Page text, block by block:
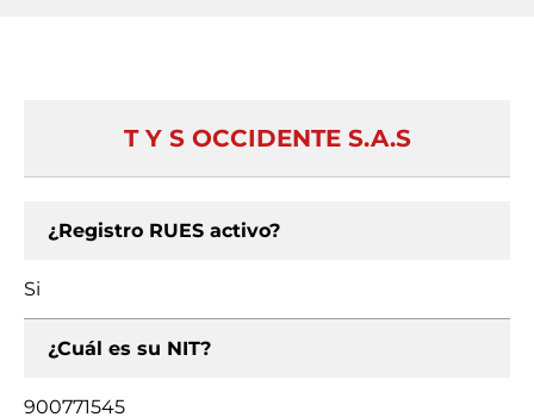
T Y S OCCIDENTE S.A.S
¿Registro RUES activo?
Si
¿Cuál es su NIT?
900771545